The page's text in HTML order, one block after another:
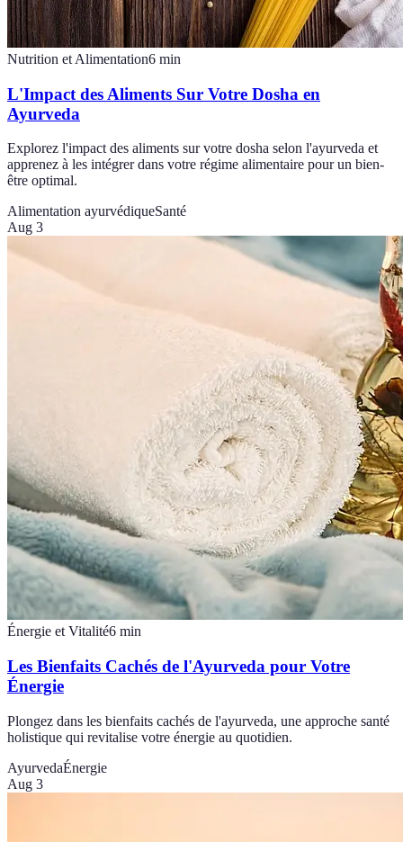
Nutrition et Alimentation6 min
L'Impact des Aliments Sur Votre Dosha en
Ayurveda
Explorez l'impact des aliments sur votre dosha selon l'ayurveda et
apprenez à les intégrer dans votre régime alimentaire pour un bien-
être optimal.
Alimentation ayurvédiqueSanté
Aug 3
Énergie et Vitalité6 min
Les Bienfaits Cachés de l'Ayurveda pour Votre
Énergie
Plongez dans les bienfaits cachés de l'ayurveda, une approche santé
holistique qui revitalise votre énergie au quotidien.
AyurvedaÉnergie
Aug 3